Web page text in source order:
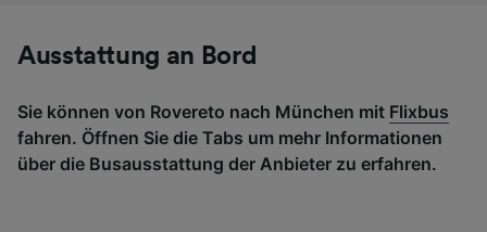
Ausstattung an Bord
Sie können von Rovereto nach München mit Flixbus
fahren. Öffnen Sie die Tabs um mehr Informationen
über die Busausstattung der Anbieter zu erfahren.